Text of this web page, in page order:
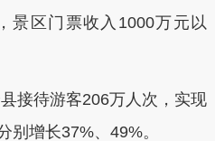
景区门票收入1000万元以
待游客206万人次，实现
别增长37%、49%。